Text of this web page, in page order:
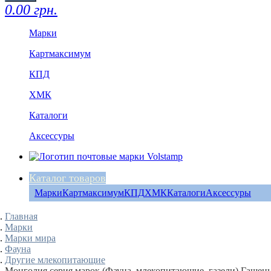
0.00 грн.
Марки
Картмаксимум
КПД
ХМК
Каталоги
Аксессуры
Каталог товаров
МаркиКартмаксимумКПДХМККаталогиАксессуры
Главная
Марки
Марки мира
Фауна
Другие млекопитающие